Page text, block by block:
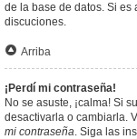
de la base de datos. Si es
discuciones.
Arriba
¡Perdí mi contraseña!
No se asuste, ¡calma! Si
desactivarla o cambiarla.
mi contraseña. Siga las